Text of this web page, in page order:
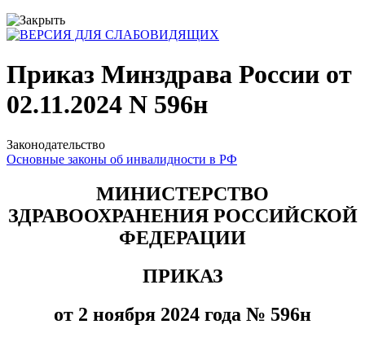
Приказ Минздрава России от
02.11.2024 N 596н
Законодательство
Основные законы об инвалидности в РФ
МИНИСТЕРСТВО
ЗДРАВООХРАНЕНИЯ РОССИЙСКОЙ
ФЕДЕРАЦИИ
ПРИКАЗ
от 2 ноября 2024 года № 596н